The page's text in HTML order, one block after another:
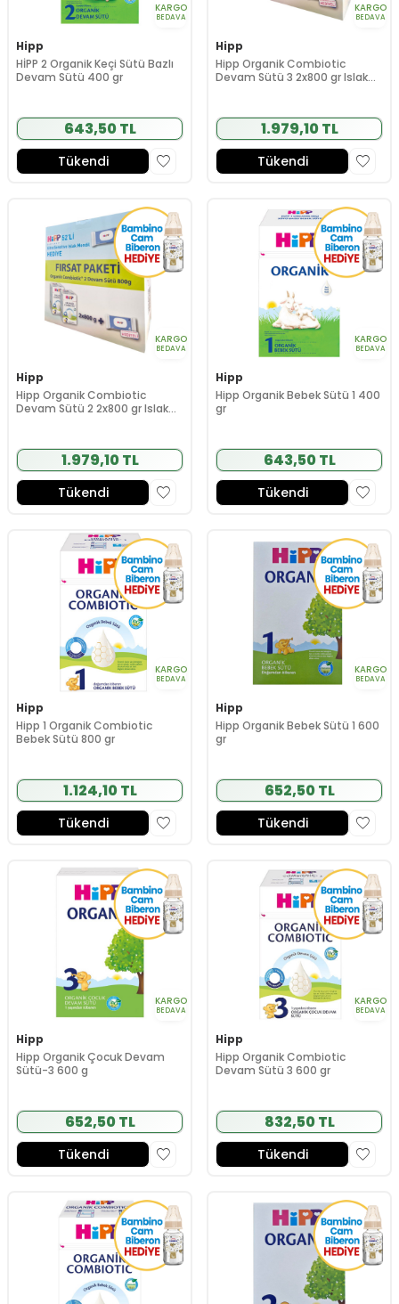
KARGO
BEDAVA
Hipp
HİPP 2 Organik Keçi Sütü Bazlı
Devam Sütü 400 gr
643,50 TL
Tükendi
KARGO
BEDAVA
Hipp
Hipp Organik Combiotic
Devam Sütü 3 2x800 gr Islak
1.979,10 TL
Tükendi
KARGO
BEDAVA
Hipp
Hipp Organik Combiotic
Devam Sütü 2 2x800 gr Islak
1.979,10 TL
Tükendi
KARGO
BEDAVA
Hipp
Hipp Organik Bebek Sütü 1 400
gr
643,50 TL
Tükendi
KARGO
BEDAVA
Hipp
Hipp 1 Organik Combiotic
Bebek Sütü 800 gr
1.124,10 TL
Tükendi
KARGO
BEDAVA
Hipp
Hipp Organik Bebek Sütü 1 600
gr
652,50 TL
Tükendi
KARGO
BEDAVA
Hipp
Hipp Organik Çocuk Devam
Sütü-3 600 g
652,50 TL
Tükendi
KARGO
BEDAVA
Hipp
Hipp Organik Combiotic
Devam Sütü 3 600 gr
832,50 TL
Tükendi